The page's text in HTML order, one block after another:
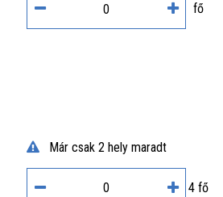
fő
Már csak 2 hely maradt
4 fő